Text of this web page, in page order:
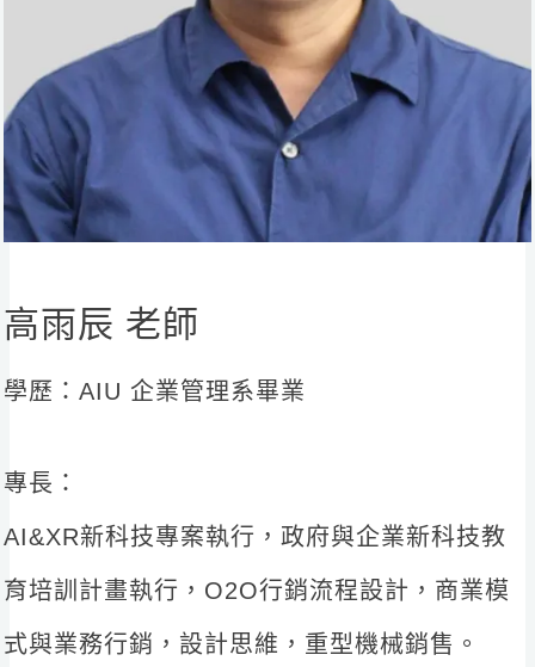
高雨辰 老師
學歷：AIU 企業管理系畢業
專長：
AI&XR新科技專案執行，政府與企業新科技教
育培訓計畫執行，O2O行銷流程設計，商業模
式與業務行銷，設計思維，重型機械銷售。